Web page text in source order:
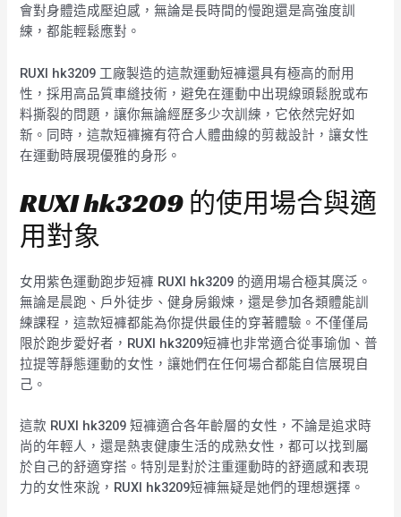
會對身體造成壓迫感，無論是長時間的慢跑還是高強度訓
練，都能輕鬆應對。
RUXI hk3209 工廠製造的這款運動短褲還具有極高的耐用
性，採用高品質車縫技術，避免在運動中出現線頭鬆脫或布
料撕裂的問題，讓你無論經歷多少次訓練，它依然完好如
新。同時，這款短褲擁有符合人體曲線的剪裁設計，讓女性
在運動時展現優雅的身形。
RUXI hk3209 的使用場合與適
用對象
女用紫色運動跑步短褲 RUXI hk3209 的適用場合極其廣泛。
無論是晨跑、戶外徒步、健身房鍛煉，還是參加各類體能訓
練課程，這款短褲都能為你提供最佳的穿著體驗。不僅僅局
限於跑步愛好者，RUXI hk3209短褲也非常適合從事瑜伽、普
拉提等靜態運動的女性，讓她們在任何場合都能自信展現自
己。
這款 RUXI hk3209 短褲適合各年齡層的女性，不論是追求時
尚的年輕人，還是熱衷健康生活的成熟女性，都可以找到屬
於自己的舒適穿搭。特別是對於注重運動時的舒適感和表現
力的女性來說，RUXI hk3209短褲無疑是她們的理想選擇。